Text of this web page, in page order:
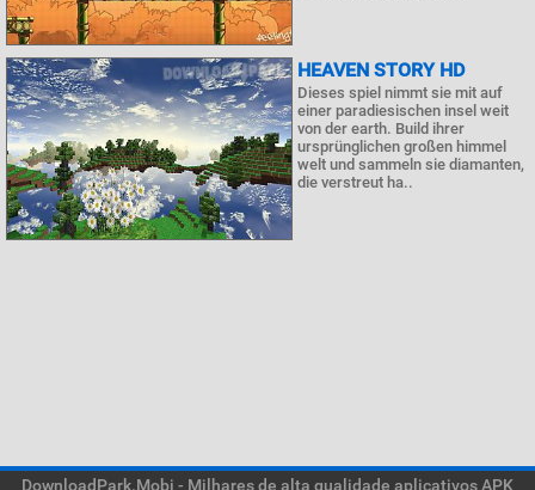
HEAVEN STORY HD
Dieses spiel nimmt sie mit auf
einer paradiesischen insel weit
von der earth. Build ihrer
ursprünglichen großen himmel
welt und sammeln sie diamanten,
die verstreut ha..
DownloadPark.Mobi - Milhares de alta qualidade aplicativos APK